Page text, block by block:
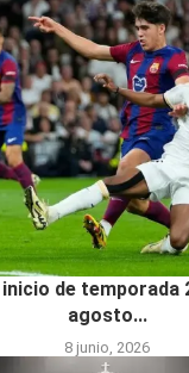
de temporada
agosto...
8 junio, 2026